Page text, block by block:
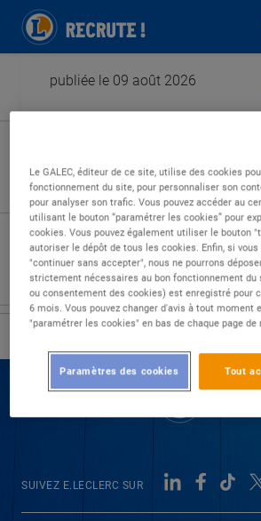
publiée le 09 août 2026
Type de contrat :
Expérience :
Études :
SUIVEZ E.LECLERC SUR
Le GALEC, éditeur de ce site, utilise des cookies
fonctionnement du site, pour personnaliser son
pour analyser son trafic. Vous pouvez accéder au
utilisant le bouton “paramétrer les cookies” pour
cookies. Vous pouvez également utiliser le bouton
autoriser le dépôt de tous les cookies. Enfin, si
"continuer sans accepter", nous ne pourrons
strictement nécessaires au bon fonctionnement du
ou consentement des cookies) est enregistré pour
6 mois. Vous pouvez changer d'avis à tout moment
"paramétrer les cookies" en bas de chaque page de
Tout
Paramètres des cookies